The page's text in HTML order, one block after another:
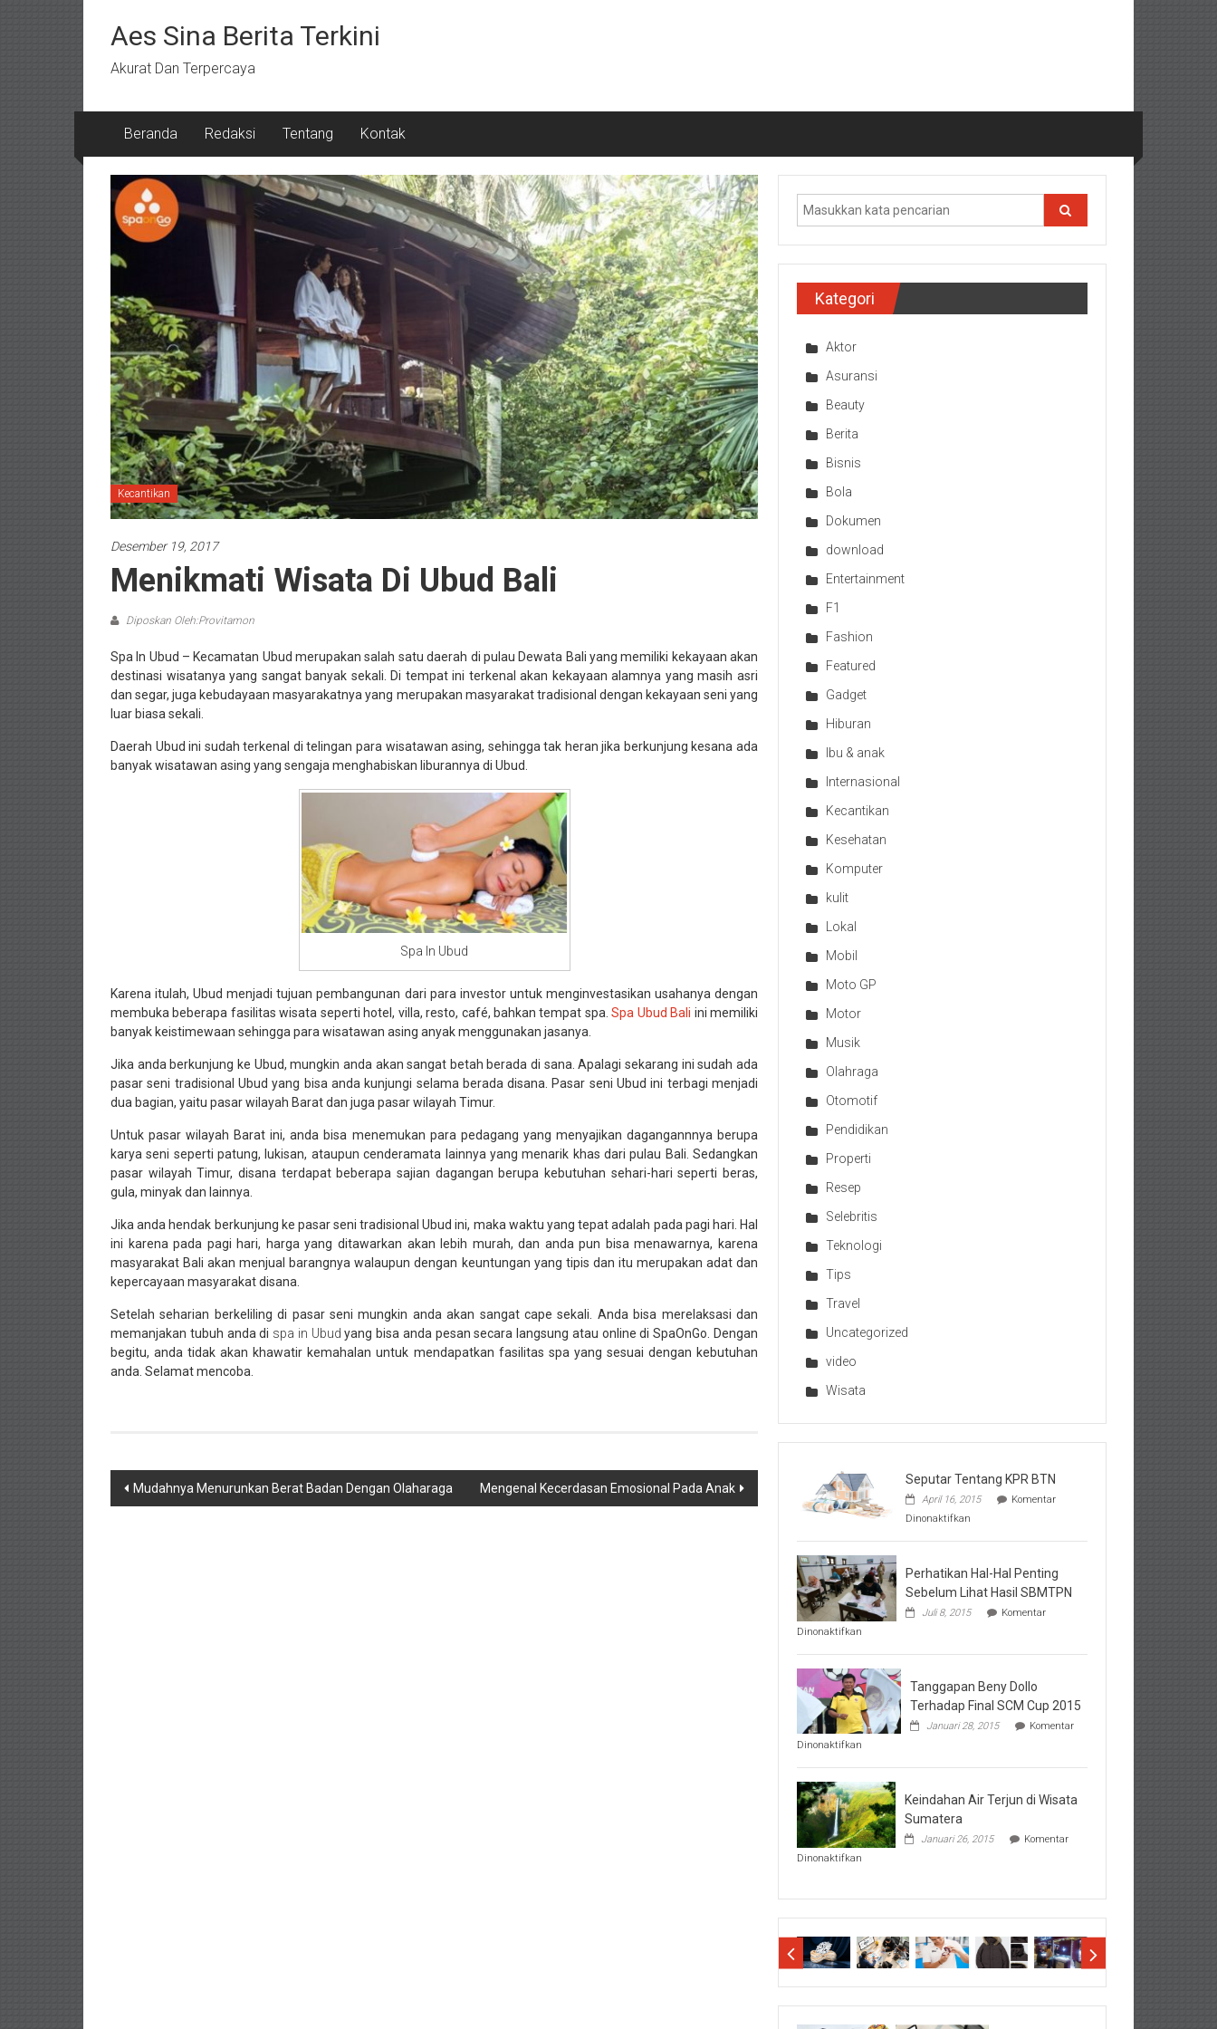
kontenAes Sina Berita Terkini
Akurat Dan Terpercaya
Beranda Redaksi Tentang Kontak
Kecantikan
Desember 19, 2017
Menikmati Wisata Di Ubud Bali
Diposkan Oleh:Provitamon
Spa In Ubud – Kecamatan Ubud merupakan salah satu daerah di pulau Dewata Bali yang memiliki kekayaan akan
destinasi wisatanya yang sangat banyak sekali. Di tempat ini terkenal akan kekayaan alamnya yang masih asri
dan segar, juga kebudayaan masyarakatnya yang merupakan masyarakat tradisional dengan kekayaan seni yang
luar biasa sekali.
Daerah Ubud ini sudah terkenal di telingan para wisatawan asing, sehingga tak heran jika berkunjung kesana ada
banyak wisatawan asing yang sengaja menghabiskan liburannya di Ubud.
Spa In Ubud
Karena itulah, Ubud menjadi tujuan pembangunan dari para investor untuk menginvestasikan usahanya dengan
membuka beberapa fasilitas wisata seperti hotel, villa, resto, café, bahkan tempat spa.Spa Ubud Bali ini memiliki
banyak keistimewaan sehingga para wisatawan asing anyak menggunakan jasanya.
Jika anda berkunjung ke Ubud, mungkin anda akan sangat betah berada di sana. Apalagi sekarang ini sudah ada
pasar seni tradisional Ubud yang bisa anda kunjungi selama berada disana. Pasar seni Ubud ini terbagi menjadi
dua bagian, yaitu pasar wilayah Barat dan juga pasar wilayah Timur.
Untuk pasar wilayah Barat ini, anda bisa menemukan para pedagang yang menyajikan dagangannnya berupa
karya seni seperti patung, lukisan, ataupun cenderamata lainnya yang menarik khas dari pulau Bali. Sedangkan
pasar wilayah Timur, disana terdapat beberapa sajian dagangan berupa kebutuhan sehari-hari seperti beras,
gula, minyak dan lainnya.
Jika anda hendak berkunjung ke pasar seni tradisional Ubud ini, maka waktu yang tepat adalah pada pagi hari. Hal
ini karena pada pagi hari, harga yang ditawarkan akan lebih murah, dan anda pun bisa menawarnya, karena
masyarakat Bali akan menjual barangnya walaupun dengan keuntungan yang tipis dan itu merupakan adat dan
kepercayaan masyarakat disana.
Setelah seharian berkeliling di pasar seni mungkin anda akan sangat cape sekali. Anda bisa merelaksasi dan
memanjakan tubuh anda di spa in Ubud yang bisa anda pesan secara langsung atau online di SpaOnGo. Dengan
begitu, anda tidak akan khawatir kemahalan untuk mendapatkan fasilitas spa yang sesuai dengan kebutuhan
anda. Selamat mencoba.
Navigasi
Mudahnya Menurunkan Berat Badan Dengan Olaharaga Mengenal Kecerdasan Emosional Pada Anak
Kategori
Aktor
Asuransi
Beauty
Berita
Bisnis
Bola
Dokumen
download
Entertainment
F1
Fashion
Featured
Gadget
Hiburan
Ibu & anak
Internasional
Kecantikan
Kesehatan
Komputer
kulit
Lokal
Mobil
Moto GP
Motor
Musik
Olahraga
Otomotif
Pendidikan
Properti
Resep
Selebritis
Teknologi
Tips
Travel
Uncategorized
video
Wisata
Seputar Tentang KPR BTN
April 16, 2015
Komentar
Dinonaktifkan
Tentang
BTN
Perhatikan Hal-Hal Penting
Sebelum Lihat Hasil SBMTPN
Juli 8, 2015
Komentar
Dinonaktifkan
Hal-
Hal
Penting
Sebelum
Lihat
Hasil
Tanggapan Beny Dollo
Terhadap Final SCM Cup 2015
Januari 28, 2015
Komentar
Dinonaktifkan
Beny
Dollo
Terhadap
Final
SCM
Cup
Keindahan Air Terjun di Wisata
Sumatera
Januari 26, 2015
Komentar
Dinonaktifkan
Terjun
Sumatera